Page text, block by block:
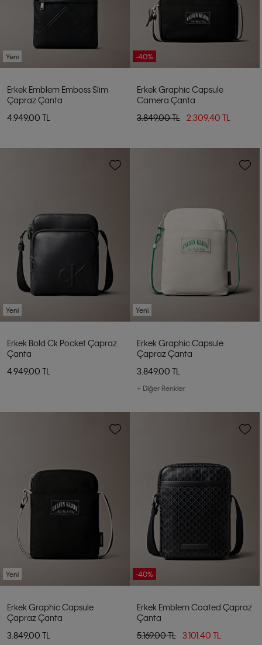
Yeni
Erkek Emblem Emboss Slim
Çapraz Çanta
4.949,00 TL
-40%
Erkek Graphic Capsule
Camera Çanta
3.849,00 TL
2.309,40 TL
Yeni
Erkek Bold Ck Pocket Çapraz
Çanta
4.949,00 TL
Yeni
Erkek Graphic Capsule
Çapraz Çanta
3.849,00 TL
+ Diğer Renkler
Yeni
Erkek Graphic Capsule
Çapraz Çanta
3.849,00 TL
-40%
Erkek Emblem Coated Çapraz
Çanta
5.169,00 TL
3.101,40 TL